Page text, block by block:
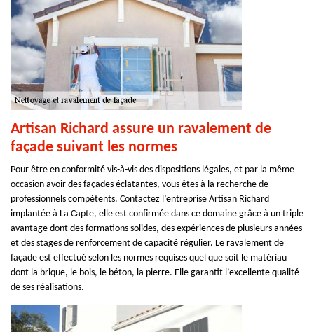
Artisan Richard assure un ravalement de
façade suivant les normes
Pour être en conformité vis-à-vis des dispositions légales, et par la même
occasion avoir des façades éclatantes, vous êtes à la recherche de
professionnels compétents. Contactez l’entreprise Artisan Richard
implantée à La Capte, elle est confirmée dans ce domaine grâce à un triple
avantage dont des formations solides, des expériences de plusieurs années
et des stages de renforcement de capacité régulier. Le ravalement de
façade est effectué selon les normes requises quel que soit le matériau
dont la brique, le bois, le béton, la pierre. Elle garantit l’excellente qualité
de ses réalisations.